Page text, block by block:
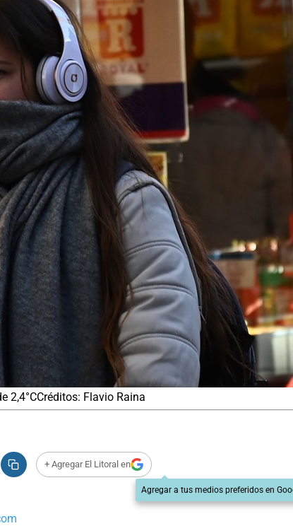
2,4°CCréditos: Flavio Raina
+ Agregar El Litoral en
Agregar a tus medios preferidos en